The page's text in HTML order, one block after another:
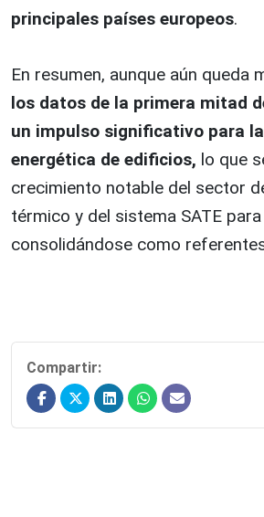
principales países europeos.
En resumen, aunque aún queda
los datos de la primera mitad
un impulso significativo para
energética de edificios, lo que
crecimiento notable del sector
térmico y del sistema SATE
consolidándose como
Compartir: